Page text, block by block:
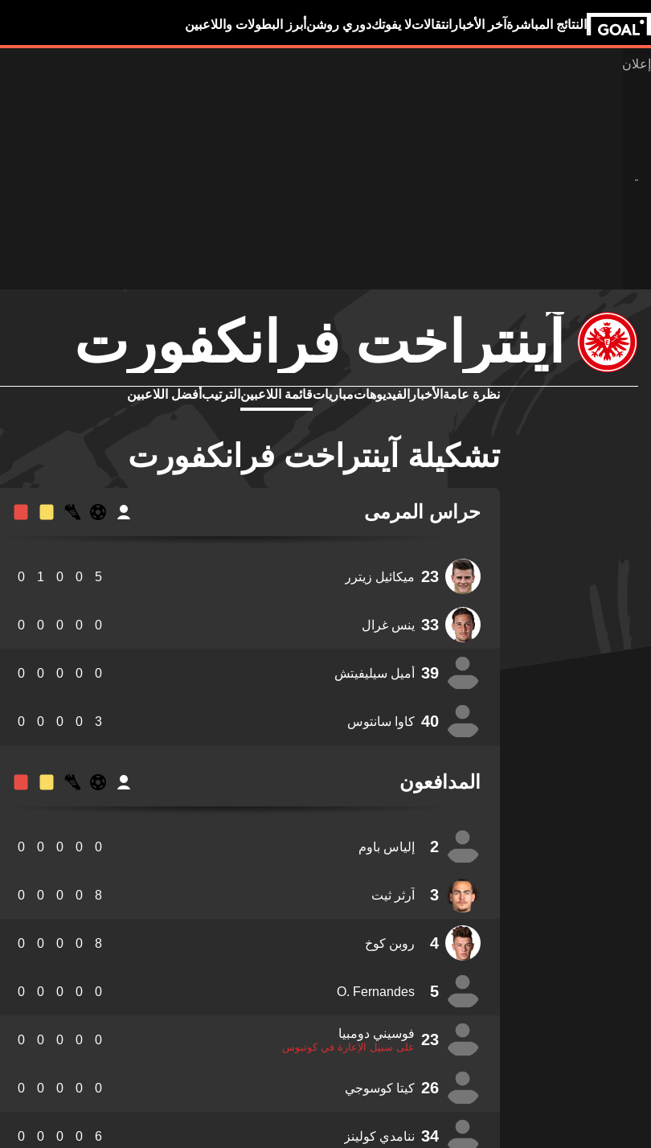
النتائج المباشرة آخر الأخبار انتقالاتلا يفوتكدوري روشن أبرز البطولات واللاعبين
آينتراخت فرانكفورت
نظرة عامة الأخبار الفيديوهاتمبارياتقائمة اللاعبين الترتيب أفضل اللاعبين
تشكيلة آينتراخت فرانكفورت
حراس المرمى
23 ميكائيل زيترر 5
0
0
1
0
33 ينس غرال 0
0
0
0
0
39 أميل سيليفيتش 0
0
0
0
0
40 كاوا سانتوس 3
0
0
0
0
المدافعون
2 إلياس باوم 0
0
0
0
0
3 آرثر ثيت 8
0
0
0
0
4 روبن كوخ 8
0
0
0
0
5
O. Fernandes
0
0
0
0
0
23 فوسيني دومبيا
على سبيل الإعارة في كوتبوس
0
0
0
0
0
26 كيتا كوسوجي 0
0
0
0
0
34 ننامدي كولينز 6
0
0
0
0